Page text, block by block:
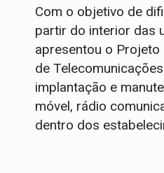
Com o objetivo de
partir do interior das
apresentou o Projeto
de
implantação e
móvel, rádio
dentro dos